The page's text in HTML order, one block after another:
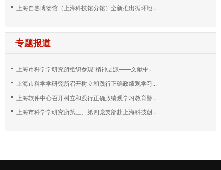
上海自然博物馆（上海科技馆分馆）全新推出循环地...
专题报道
上海市科学学研究所组织参观“精神之源——文献中...
上海市科学学研究所召开树立和践行正确政绩观学习...
上海软件中心召开树立和践行正确政绩观学习教育警...
上海市科学学研究所第三、第四党支部赴上海科技创...